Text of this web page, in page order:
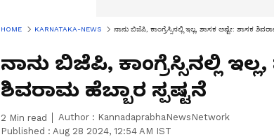
HOME KARNATAKA-NEWS ನಾನು ಬಿಜೆಪಿ, ಕಾಂಗ್ರೆಸ್ಸಿನಲ್ಲಿ ಇಲ್ಲ, ಶಾಸಕ ಅಷ್ಟೇ: ಶಾಸಕ
ನಾನು ಬಿಜೆಪಿ, ಕಾಂಗ್ರೆಸ್ಸಿನಲ್ಲಿ
ಶಿವರಾಮ ಹೆಬ್ಬಾರ ಸ್ಪಷ್ಟನೆ
2 Min read Author : KannadaprabhaNewsNetwork
Published : Aug 28 2024, 12:54 AM IST